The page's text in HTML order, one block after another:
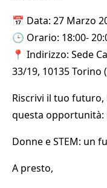
📅 Data: 27 Marzo
🕒 Orario: 18:00-
📍 Indirizzo: Sede
33/19, 10135 Torino
Riscrivi il tuo futuro,
questa opportunità:
Donne e STEM: un
A presto,